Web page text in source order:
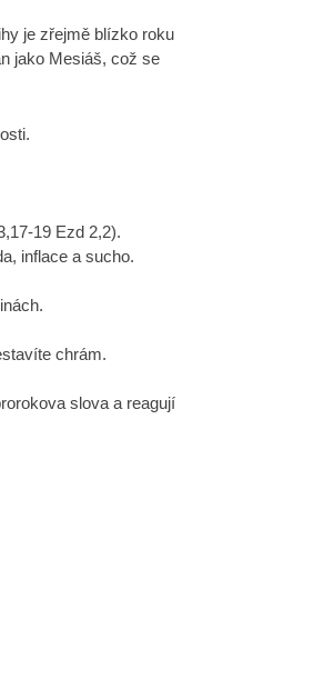
je zřejmě blízko roku
jako Mesiáš, což se
19 Ezd 2,2).
inflace a sucho.
chrám.
slova a reagují